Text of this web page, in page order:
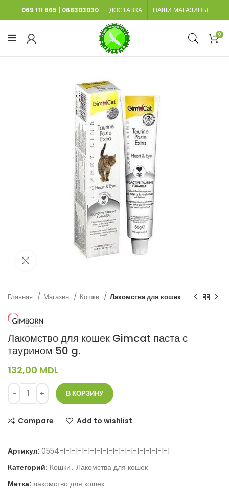
069 111 865 068303030 ДОСТАВКА НАШИ МАГАЗИНЫ
0
Нажмите, чтобы увеличить
Главная Магазин Кошки Лакомства для кошек
Лакомство для кошек Gimcat паста с
таурином 50 g.
132,00 MDL
В КОРЗИНУ
Compare Add to wishlist
Артикул: 0554-1-1-1-1-1-1-1-1-1-1-1-1-1-1-1-1-1-1
Категорий: Кошки, Лакомства для кошек
Метка: лакомство для кошек